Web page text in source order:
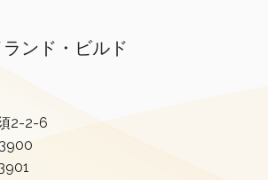
ンド・ビルド
2-2-6